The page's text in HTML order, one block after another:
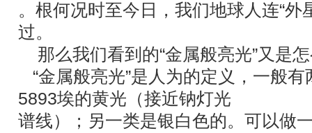
。根何况时至今日，我们地球人连“外
过。
那么我们看到的“金属般亮光”又是
“金属般亮光”是人为的定义，一般
5893埃的黄光（接近钠灯光
谱线）；另一类是银白色的。可以做